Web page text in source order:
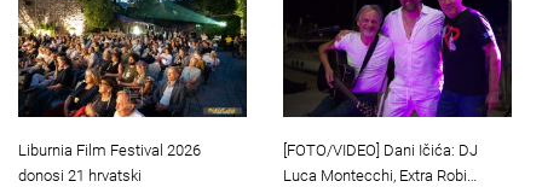
Liburnia Film Festival 2026
donosi 21 hrvatski
[FOTO/VIDEO] Dani Ičića: DJ
Luca Montecchi, Extra Robi…